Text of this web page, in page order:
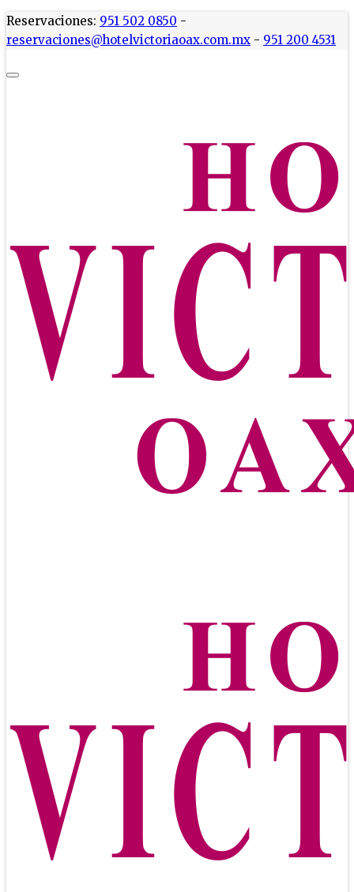
Reservaciones: 951 502 0850 -
reservaciones@hotelvictoriaoax.com.mx - 951 200 4531